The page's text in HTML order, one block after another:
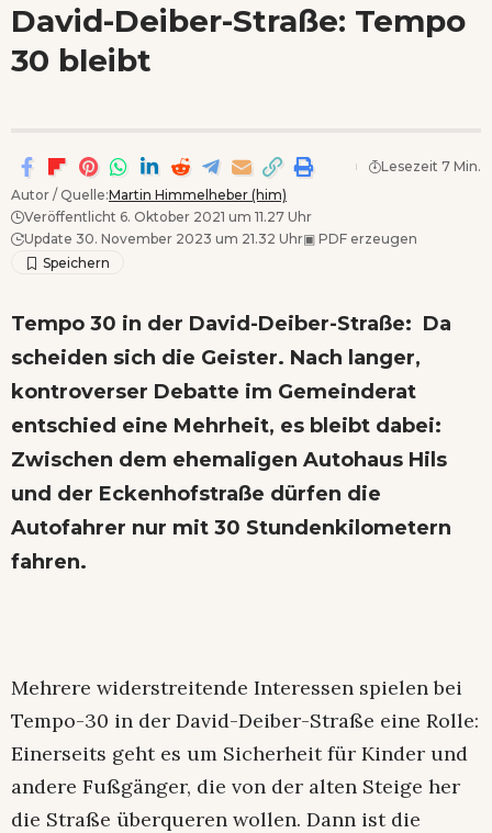
David-Deiber-Straße: Tempo
30 bleibt
Autor / Quelle:Martin Himmelheber (him)
Veröffentlicht 6. Oktober 2021 um 11.27 Uhr
Update 30. November 2023 um 21.32 Uhr▣ PDF erzeugen
Lesezeit 7 Min.
Tempo 30 in der David-Deiber-Straße: Da
scheiden sich die Geister. Nach langer,
kontroverser Debatte im Gemeinderat
entschied eine Mehrheit, es bleibt dabei:
Zwischen dem ehemaligen Autohaus Hils
und der Eckenhofstraße dürfen die
Autofahrer nur mit 30 Stundenkilometern
fahren.
Mehrere widerstreitende Interessen spielen bei
Tempo-30 in der David-Deiber-Straße eine Rolle:
Einerseits geht es um Sicherheit für Kinder und
andere Fußgänger, die von der alten Steige her
die Straße überqueren wollen. Dann ist die